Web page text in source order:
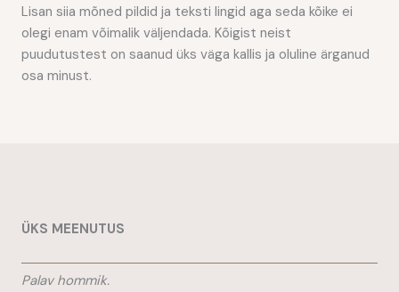
Lisan siia mõned pildid ja teksti lingid aga seda kõike ei
olegi enam võimalik väljendada. Kõigist neist
puudutustest on saanud üks väga kallis ja oluline ärganud
osa minust.
ÜKS MEENUTUS
Palav hommik.